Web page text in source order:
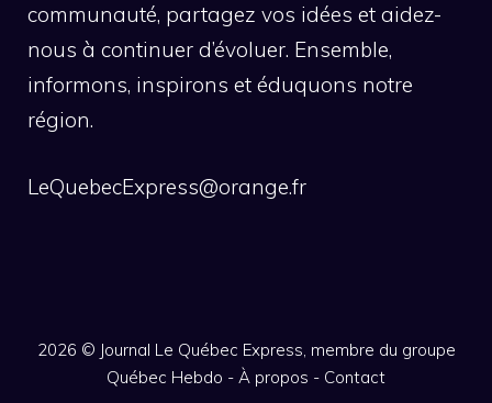
communauté, partagez vos idées et aidez-
nous à continuer d’évoluer. Ensemble,
informons, inspirons et éduquons notre
région.
LeQuebecExpress@orange.fr
2026 © Journal Le Québec Express, membre du groupe
Québec Hebdo - À propos - Contact